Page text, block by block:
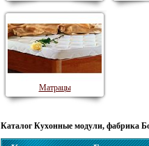
Матрацы
Каталог Кухонные модули, фабрика